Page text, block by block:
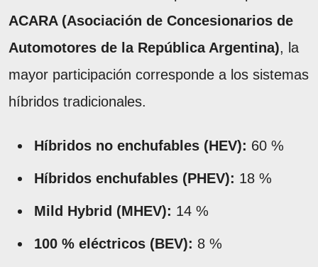
ACARA (Asociación de Concesionarios de
Automotores de la República Argentina), la
mayor participación corresponde a los sistemas
híbridos tradicionales.
Híbridos no enchufables (HEV): 60 %
Híbridos enchufables (PHEV): 18 %
Mild Hybrid (MHEV): 14 %
100 % eléctricos (BEV): 8 %